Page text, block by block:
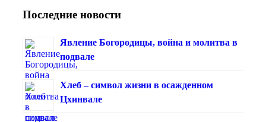
Последние новости
Явление Богородицы, война и молитва в
подвале
Хлеб – символ жизни в осажденном
Цхинвале